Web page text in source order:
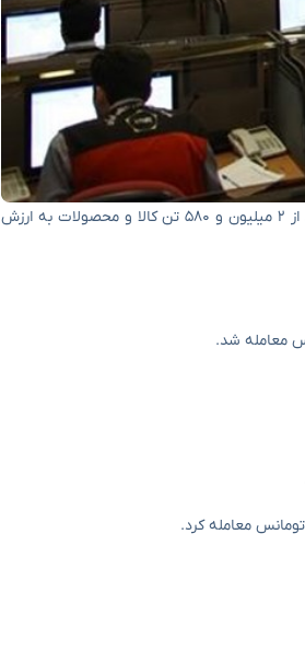
به گفته خبرنگار اقتصادی خبرگزاری Tasnim ، بازار فیزیکی مبادله کالاهای ایران نشان می دهد که هفته گذشته بیش از ۲ میلیون و ۵۸۰ تن کالا و محصولات به ارزش